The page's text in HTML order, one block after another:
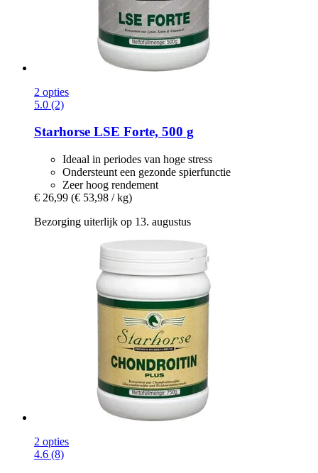
2 opties
5.0 (2)
Starhorse LSE Forte, 500 g
Ideaal in periodes van hoge stress
Ondersteunt een gezonde spierfunctie
Zeer hoog rendement
€ 26,99 (€ 53,98 / kg)
Bezorging uiterlijk op 13. augustus
2 opties
4.6 (8)